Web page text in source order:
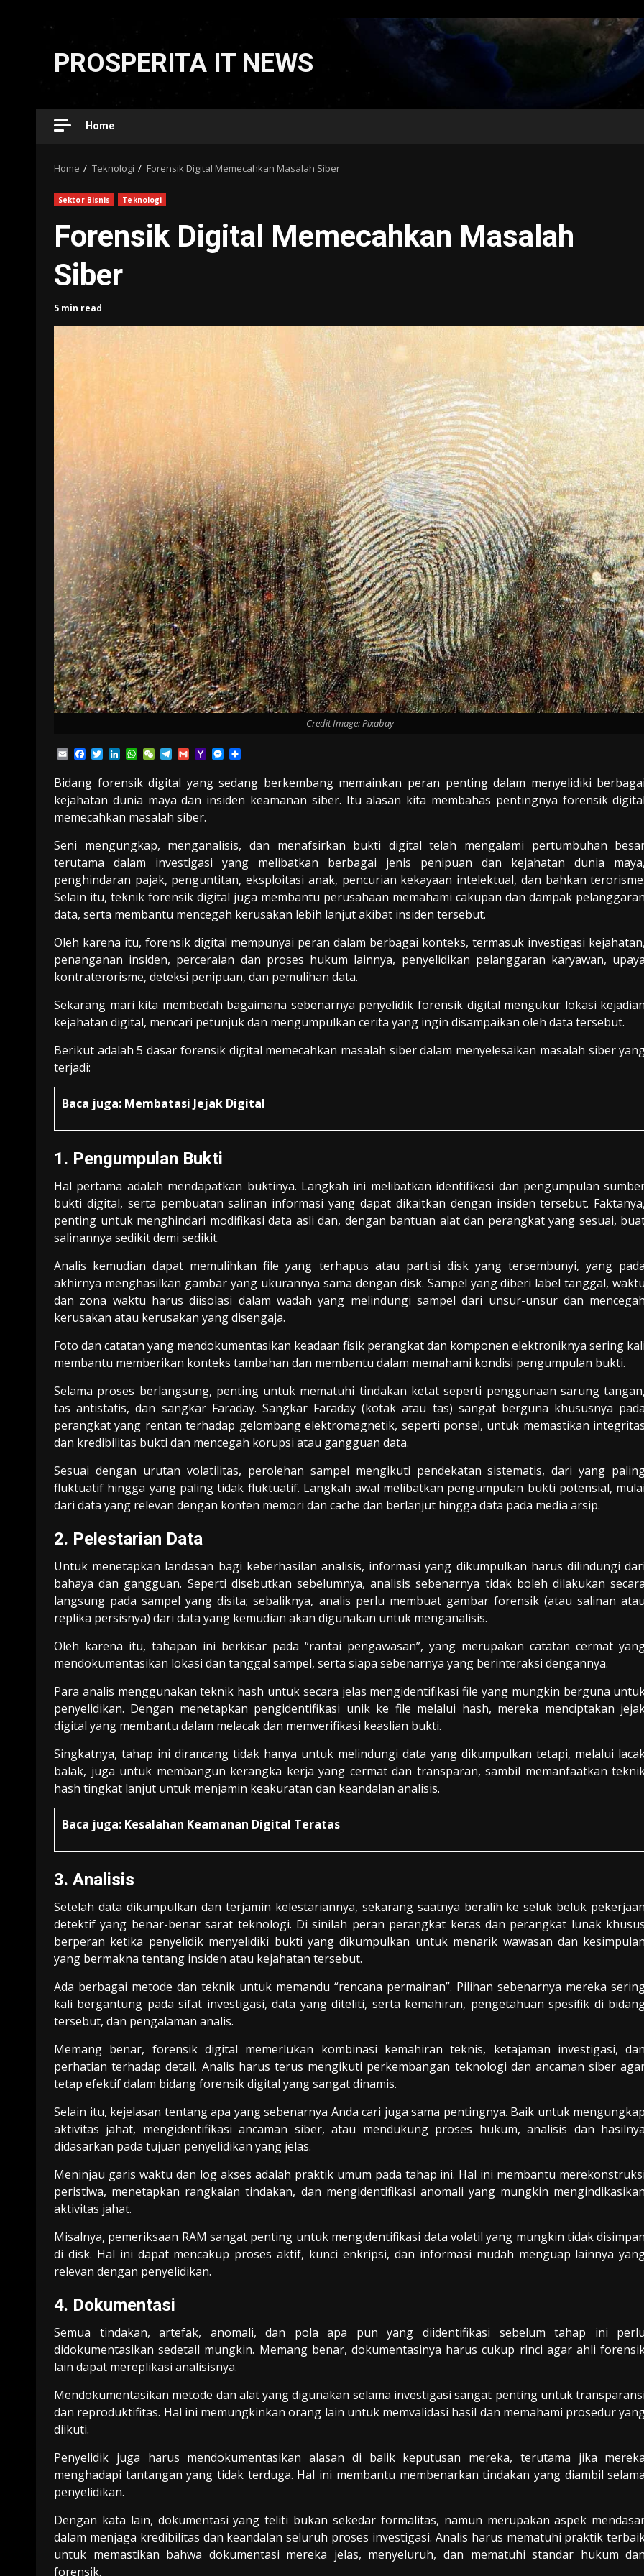
Skip
content
PROSPERITA IT NEWS
Home
Home Teknologi Forensik Digital Memecahkan Masalah Siber
Sektor Bisnis Teknologi
Forensik Digital Memecahkan Masalah
Siber
5 min read
Credit Image: Pixabay
EmailFacebook
TwitterLinkedIn
WhatsApp
WeChatTelegram
GmailYahooMessenger
Bidang forensik digital yang sedang berkembang memainkan peran penting dalam menyelidiki berbagai
kejahatan dunia maya dan insiden keamanan siber. Itu alasan kita membahas pentingnya forensik digital
memecahkan masalah siber.
Seni mengungkap, menganalisis, dan menafsirkan bukti digital telah mengalami pertumbuhan
terutama dalam investigasi yang melibatkan berbagai jenis penipuan dan kejahatan dunia maya,
penghindaran pajak, penguntitan, eksploitasi anak, pencurian kekayaan intelektual, dan bahkan terorisme.
Selain itu, teknik forensik digital juga membantu perusahaan memahami cakupan dan dampak pelanggaran
data, serta membantu mencegah kerusakan lebih lanjut akibat insiden tersebut.
Oleh karena itu, forensik digital mempunyai peran dalam berbagai konteks, termasuk investigasi kejahatan,
penanganan insiden, perceraian dan proses hukum lainnya, penyelidikan pelanggaran karyawan, upaya
kontraterorisme, deteksi penipuan, dan pemulihan data.
Sekarang mari kita membedah bagaimana sebenarnya penyelidik forensik digital mengukur lokasi kejadian
kejahatan digital, mencari petunjuk dan mengumpulkan cerita yang ingin disampaikan oleh data tersebut.
Berikut adalah 5 dasar forensik digital memecahkan masalah siber dalam menyelesaikan masalah siber
terjadi:
Baca juga: Membatasi Jejak Digital
1. Pengumpulan Bukti
Hal pertama adalah mendapatkan buktinya. Langkah ini melibatkan identifikasi dan pengumpulan
bukti digital, serta pembuatan salinan informasi yang dapat dikaitkan dengan insiden tersebut. Faktanya,
penting untuk menghindari modifikasi data asli dan, dengan bantuan alat dan perangkat yang sesuai,
salinannya sedikit demi sedikit.
Analis kemudian dapat memulihkan file yang terhapus atau partisi disk yang tersembunyi, yang pada
akhirnya menghasilkan gambar yang ukurannya sama dengan disk. Sampel yang diberi label tanggal, waktu
dan zona waktu harus diisolasi dalam wadah yang melindungi sampel dari unsur-unsur dan mencegah
kerusakan atau kerusakan yang disengaja.
Foto dan catatan yang mendokumentasikan keadaan fisik perangkat dan komponen elektroniknya sering kali
membantu memberikan konteks tambahan dan membantu dalam memahami kondisi pengumpulan bukti.
Selama proses berlangsung, penting untuk mematuhi tindakan ketat seperti penggunaan sarung tangan,
tas antistatis, dan sangkar Faraday. Sangkar Faraday (kotak atau tas) sangat berguna khususnya pada
perangkat yang rentan terhadap gelombang elektromagnetik, seperti ponsel, untuk memastikan integritas
dan kredibilitas bukti dan mencegah korupsi atau gangguan data.
Sesuai dengan urutan volatilitas, perolehan sampel mengikuti pendekatan sistematis, dari yang
fluktuatif hingga yang paling tidak fluktuatif. Langkah awal melibatkan pengumpulan bukti potensial, mulai
dari data yang relevan dengan konten memori dan cache dan berlanjut hingga data pada media arsip.
2. Pelestarian Data
Untuk menetapkan landasan bagi keberhasilan analisis, informasi yang dikumpulkan harus dilindungi dari
bahaya dan gangguan. Seperti disebutkan sebelumnya, analisis sebenarnya tidak boleh dilakukan secara
langsung pada sampel yang disita; sebaliknya, analis perlu membuat gambar forensik (atau salinan atau
replika persisnya) dari data yang kemudian akan digunakan untuk menganalisis.
Oleh karena itu, tahapan ini berkisar pada “rantai pengawasan”, yang merupakan catatan cermat
mendokumentasikan lokasi dan tanggal sampel, serta siapa sebenarnya yang berinteraksi dengannya.
Para analis menggunakan teknik hash untuk secara jelas mengidentifikasi file yang mungkin berguna
penyelidikan. Dengan menetapkan pengidentifikasi unik ke file melalui hash, mereka menciptakan
digital yang membantu dalam melacak dan memverifikasi keaslian bukti.
Singkatnya, tahap ini dirancang tidak hanya untuk melindungi data yang dikumpulkan tetapi, melalui
balak, juga untuk membangun kerangka kerja yang cermat dan transparan, sambil memanfaatkan
hash tingkat lanjut untuk menjamin keakuratan dan keandalan analisis.
Baca juga: Kesalahan Keamanan Digital Teratas
3. Analisis
Setelah data dikumpulkan dan terjamin kelestariannya, sekarang saatnya beralih ke seluk beluk pekerjaan
detektif yang benar-benar sarat teknologi. Di sinilah peran perangkat keras dan perangkat lunak khusus
berperan ketika penyelidik menyelidiki bukti yang dikumpulkan untuk menarik wawasan dan kesimpulan
yang bermakna tentang insiden atau kejahatan tersebut.
Ada berbagai metode dan teknik untuk memandu “rencana permainan”. Pilihan sebenarnya mereka
kali bergantung pada sifat investigasi, data yang diteliti, serta kemahiran, pengetahuan spesifik di
tersebut, dan pengalaman analis.
Memang benar, forensik digital memerlukan kombinasi kemahiran teknis, ketajaman investigasi, dan
perhatian terhadap detail. Analis harus terus mengikuti perkembangan teknologi dan ancaman siber
tetap efektif dalam bidang forensik digital yang sangat dinamis.
Selain itu, kejelasan tentang apa yang sebenarnya Anda cari juga sama pentingnya. Baik untuk mengungkap
aktivitas jahat, mengidentifikasi ancaman siber, atau mendukung proses hukum, analisis dan hasilnya
didasarkan pada tujuan penyelidikan yang jelas.
Meninjau garis waktu dan log akses adalah praktik umum pada tahap ini. Hal ini membantu merekonstruksi
peristiwa, menetapkan rangkaian tindakan, dan mengidentifikasi anomali yang mungkin mengindikasikan
aktivitas jahat.
Misalnya, pemeriksaan RAM sangat penting untuk mengidentifikasi data volatil yang mungkin tidak disimpan
di disk. Hal ini dapat mencakup proses aktif, kunci enkripsi, dan informasi mudah menguap lainnya
relevan dengan penyelidikan.
4. Dokumentasi
Semua tindakan, artefak, anomali, dan pola apa pun yang diidentifikasi sebelum tahap ini perlu
didokumentasikan sedetail mungkin. Memang benar, dokumentasinya harus cukup rinci agar ahli
lain dapat mereplikasi analisisnya.
Mendokumentasikan metode dan alat yang digunakan selama investigasi sangat penting untuk transparansi
dan reproduktifitas. Hal ini memungkinkan orang lain untuk memvalidasi hasil dan memahami prosedur
diikuti.
Penyelidik juga harus mendokumentasikan alasan di balik keputusan mereka, terutama jika mereka
menghadapi tantangan yang tidak terduga. Hal ini membantu membenarkan tindakan yang diambil selama
penyelidikan.
Dengan kata lain, dokumentasi yang teliti bukan sekedar formalitas, namun merupakan aspek
dalam menjaga kredibilitas dan keandalan seluruh proses investigasi. Analis harus mematuhi praktik
untuk memastikan bahwa dokumentasi mereka jelas, menyeluruh, dan mematuhi standar hukum dan
forensik.